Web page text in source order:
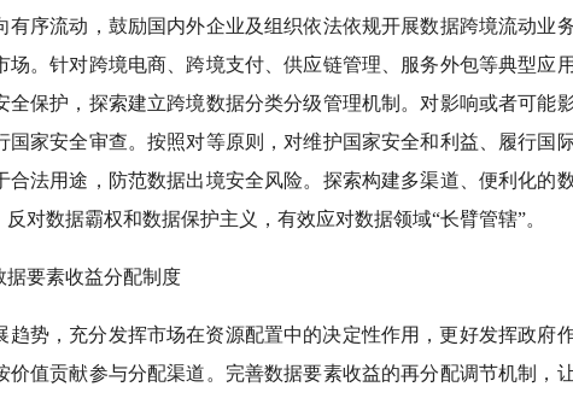
有序流动，鼓励国内外企业及组织依法依规开展数据跨境流动业
场。针对跨境电商、跨境支付、供应链管理、服务外包等典型应
保护，探索建立跨境数据分类分级管理机制。对影响或者可能
家安全审查。按照对等原则，对维护国家安全和利益、履行国
法用途，防范数据出境安全风险。探索构建多渠道、便利化的
对数据霸权和数据保护主义，有效应对数据领域“长臂管辖”。
据要素收益分配制度
趋势，充分发挥市场在资源配置中的决定性作用，更好发挥政府
值贡献参与分配渠道。完善数据要素收益的再分配调节机制，